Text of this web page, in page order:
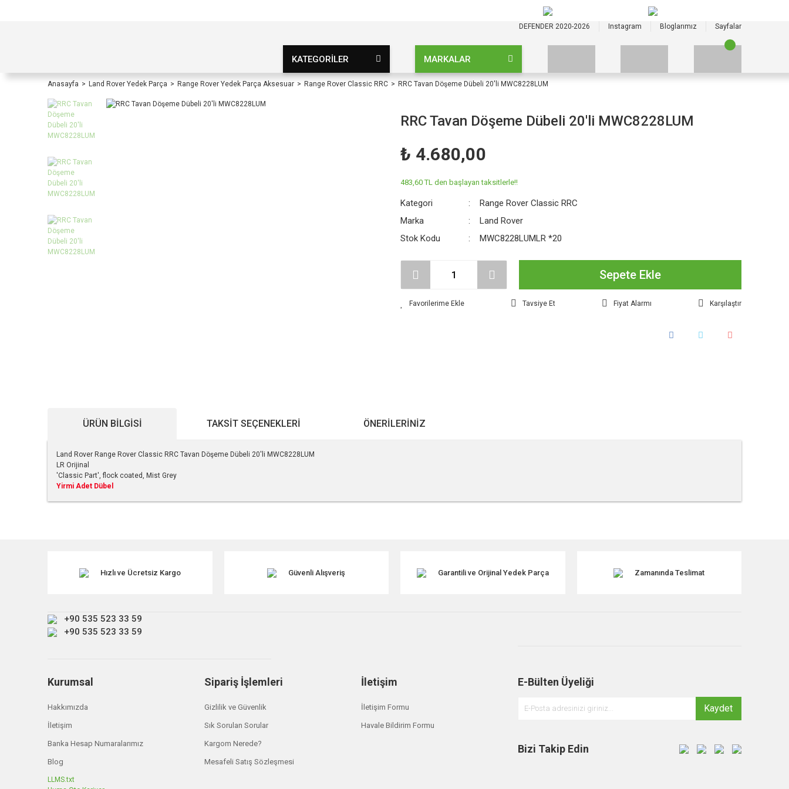
DEFENDER 2020-2026 Instagram Bloglarımız Sayfalar
KATEGORİLER MARKALAR
Anasayfa Land Rover Yedek Parça Range Rover Yedek Parça Aksesuar Range Rover Classic RRC RRC Tavan Döşeme Dübeli 20'li MWC8228LUM
RRC Tavan Döşeme Dübeli 20'li MWC8228LUM
₺ 4.680,00
483,60 TL den başlayan taksitlerle!!
Kategori
Range Rover Classic RRC
Marka
Land Rover
Stok Kodu
MWC8228LUMLR *20
Sepete Ekle
Tavsiye Et Fiyat Alarmı Karşılaştır
ÜRÜN BILGISI TAKSIT SEÇENEKLERI ÖNERILERINIZ
Land Rover Range Rover Classic RRC Tavan Döşeme Dübeli 20'li MWC8228LUM
LR Orijinal
'Classic Part', flock coated, Mist Grey
Yirmi Adet Dübel
Ürün açıklamasında eksik bilgiler bulunuyor.
Bu ürüne benzer farklı alternatifler olmalı.
Hızlı ve Ücretsiz Kargo Güvenli Alışveriş Garantili ve Orijinal Yedek Parça Zamanında Teslimat
+90 535 523 33 59
+90 535 523 33 59
Kurumsal
Hakkımızda
İletişim
Banka Hesap Numaralarımız
Blog
LLMS.txt
Sipariş İşlemleri
Gizlilik ve Güvenlik
Sık Sorulan Sorular
Kargom Nerede?
Mesafeli Satış Sözleşmesi
İletişim
İletişim Formu
Havale Bildirim Formu
E-Bülten Üyeliği
Kaydet
Bizi Takip Edin